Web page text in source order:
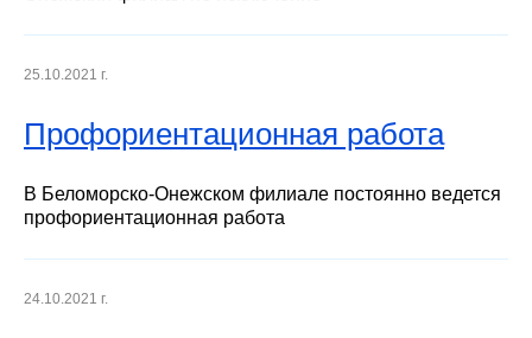
25.10.2021 г.
Профориентационная работа
В Беломорско-Онежском филиале постоянно ведется
профориентационная работа
24.10.2021 г.